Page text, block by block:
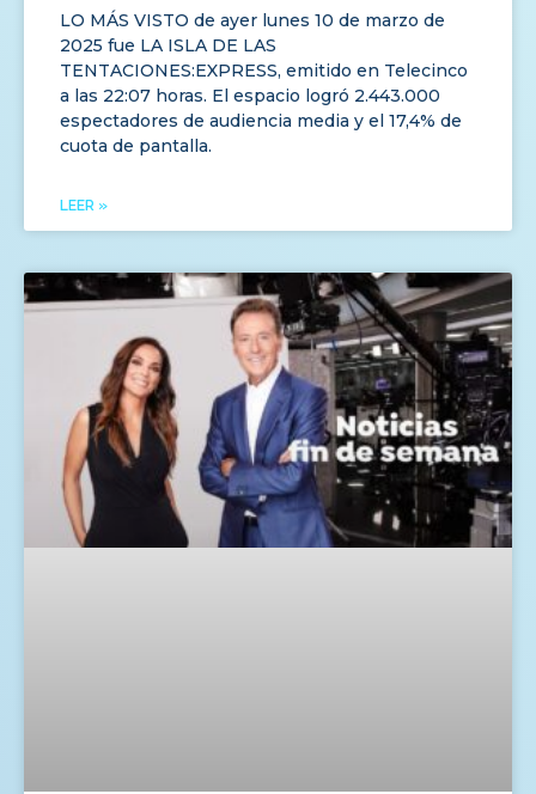
LO MÁS VISTO de ayer lunes 10 de marzo de
2025 fue LA ISLA DE LAS
TENTACIONES:EXPRESS, emitido en Telecinco
a las 22:07 horas. El espacio logró 2.443.000
espectadores de audiencia media y el 17,4% de
cuota de pantalla.
LEER »